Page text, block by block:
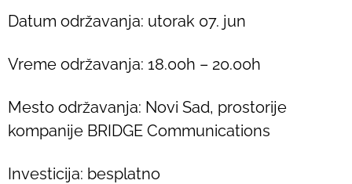
Datum održavanja: utorak 07. jun
Vreme održavanja: 18.00h – 20.00h
Mesto održavanja: Novi Sad, prostorije
kompanije BRIDGE Communications
Investicija: besplatno